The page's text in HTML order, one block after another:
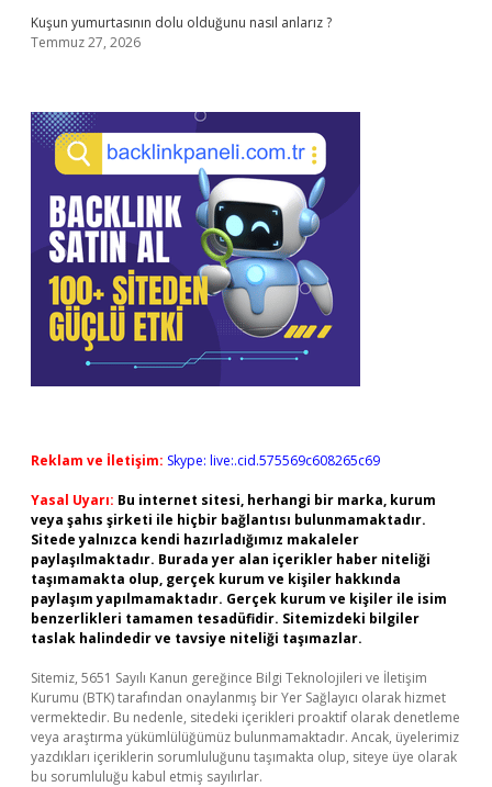
Kuşun yumurtasının dolu olduğunu nasıl anlarız ?
Temmuz 27, 2026
Reklam ve İletişim: Skype: live:.cid.575569c608265c69
Yasal Uyarı: Bu internet sitesi, herhangi bir marka, kurum
veya şahıs şirketi ile hiçbir bağlantısı bulunmamaktadır.
Sitede yalnızca kendi hazırladığımız makaleler
paylaşılmaktadır. Burada yer alan içerikler haber niteliği
taşımamakta olup, gerçek kurum ve kişiler hakkında
paylaşım yapılmamaktadır. Gerçek kurum ve kişiler ile isim
benzerlikleri tamamen tesadüfidir. Sitemizdeki bilgiler
taslak halindedir ve tavsiye niteliği taşımazlar.
Sitemiz, 5651 Sayılı Kanun gereğince Bilgi Teknolojileri ve İletişim
Kurumu (BTK) tarafından onaylanmış bir Yer Sağlayıcı olarak hizmet
vermektedir. Bu nedenle, sitedeki içerikleri proaktif olarak denetleme
veya araştırma yükümlülüğümüz bulunmamaktadır. Ancak, üyelerimiz
yazdıkları içeriklerin sorumluluğunu taşımakta olup, siteye üye olarak
bu sorumluluğu kabul etmiş sayılırlar.